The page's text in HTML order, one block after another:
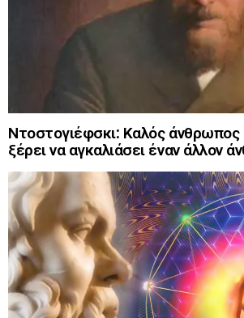
Ντοστογιέφσκι: Καλός άνθρωπος
ξέρει να αγκαλιάσει έναν άλλον